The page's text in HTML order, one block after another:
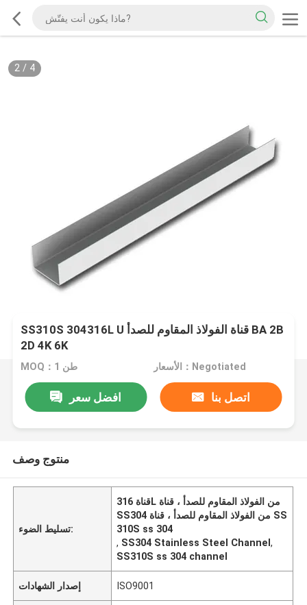
2/ 4
SS310S 304316L U قناة الفولاذ المقاوم للصدأ BA 2B
2D 4K 6K
MOQ：1 طن الأسعار：Negotiated
افضل سعر اتصل بنا
منتوج وصف
تسليط الضوء:
قناة 316L من الفولاذ المقاوم للصدأ ، قناة
SS304 من الفولاذ المقاوم للصدأ ، قناة SS
310S ss 304
, SS304 Stainless Steel Channel,
SS310S ss 304 channel
إصدار الشهادات ISO9001